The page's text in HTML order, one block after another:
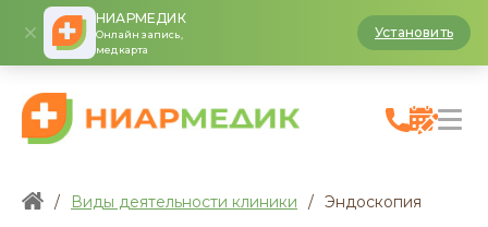
НИАРМЕДИК
Онлайн запись,
медкарта
Установить
/ Виды деятельности клиники / Эндоскопия